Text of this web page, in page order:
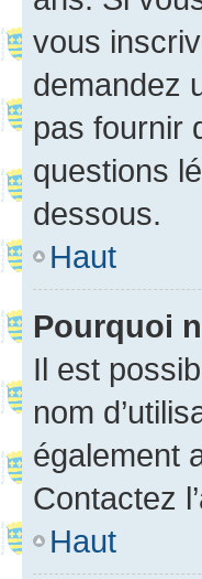
vous
demandez
pas fournir
questions
dessous.
Haut
Pourquoi
Il est
nom
également
Contactez
Haut